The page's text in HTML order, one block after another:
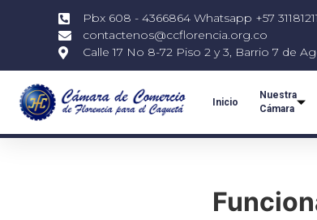
Pbx 608 - 4366864 Whatsapp +57
contactenos@ccflorencia.org.co
Calle 17 No 8-72 Piso 2 y 3, Barrio 7 de
Inicio
Nuestra
Cámara